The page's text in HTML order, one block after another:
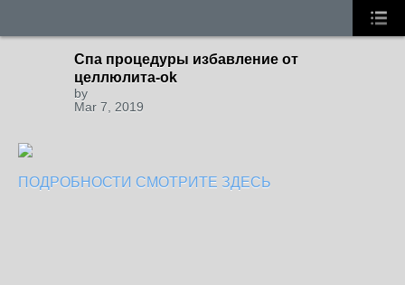
Спа процедуры избавление от
целлюлита-ok
by
Mar 7, 2019
ПОДРОБНОСТИ СМОТРИТЕ ЗДЕСЬ